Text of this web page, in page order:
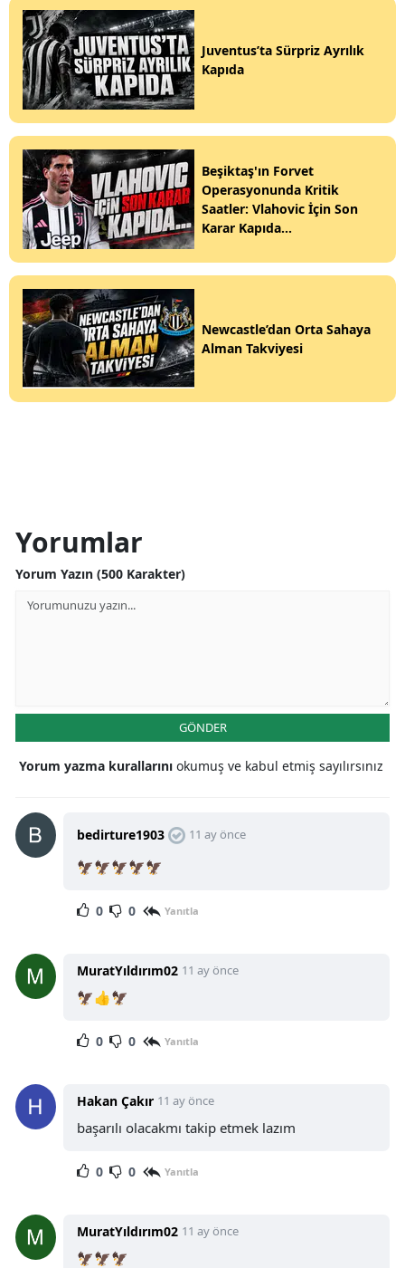
Juventus’ta Sürpriz Ayrılık
Kapıda
Beşiktaş'ın Forvet
Operasyonunda Kritik
Saatler: Vlahovic İçin Son
Karar Kapıda...
Newcastle’dan Orta Sahaya
Alman Takviyesi
Yorumlar
Yorum Yazın (500 Karakter)
GÖNDER
Yorum yazma kurallarını okumuş ve kabul etmiş sayılırsınız
bedirture1903 11 ay önce
🦅🦅🦅🦅🦅
0 0 Yanıtla
MuratYıldırım02 11 ay önce
🦅👍🦅
0 0 Yanıtla
Hakan Çakır 11 ay önce
başarılı olacakmı takip etmek lazım
0 0 Yanıtla
MuratYıldırım02 11 ay önce
🦅🦅🦅